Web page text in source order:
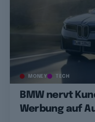
MONEY TECH
BMW nervt
Werbung auf